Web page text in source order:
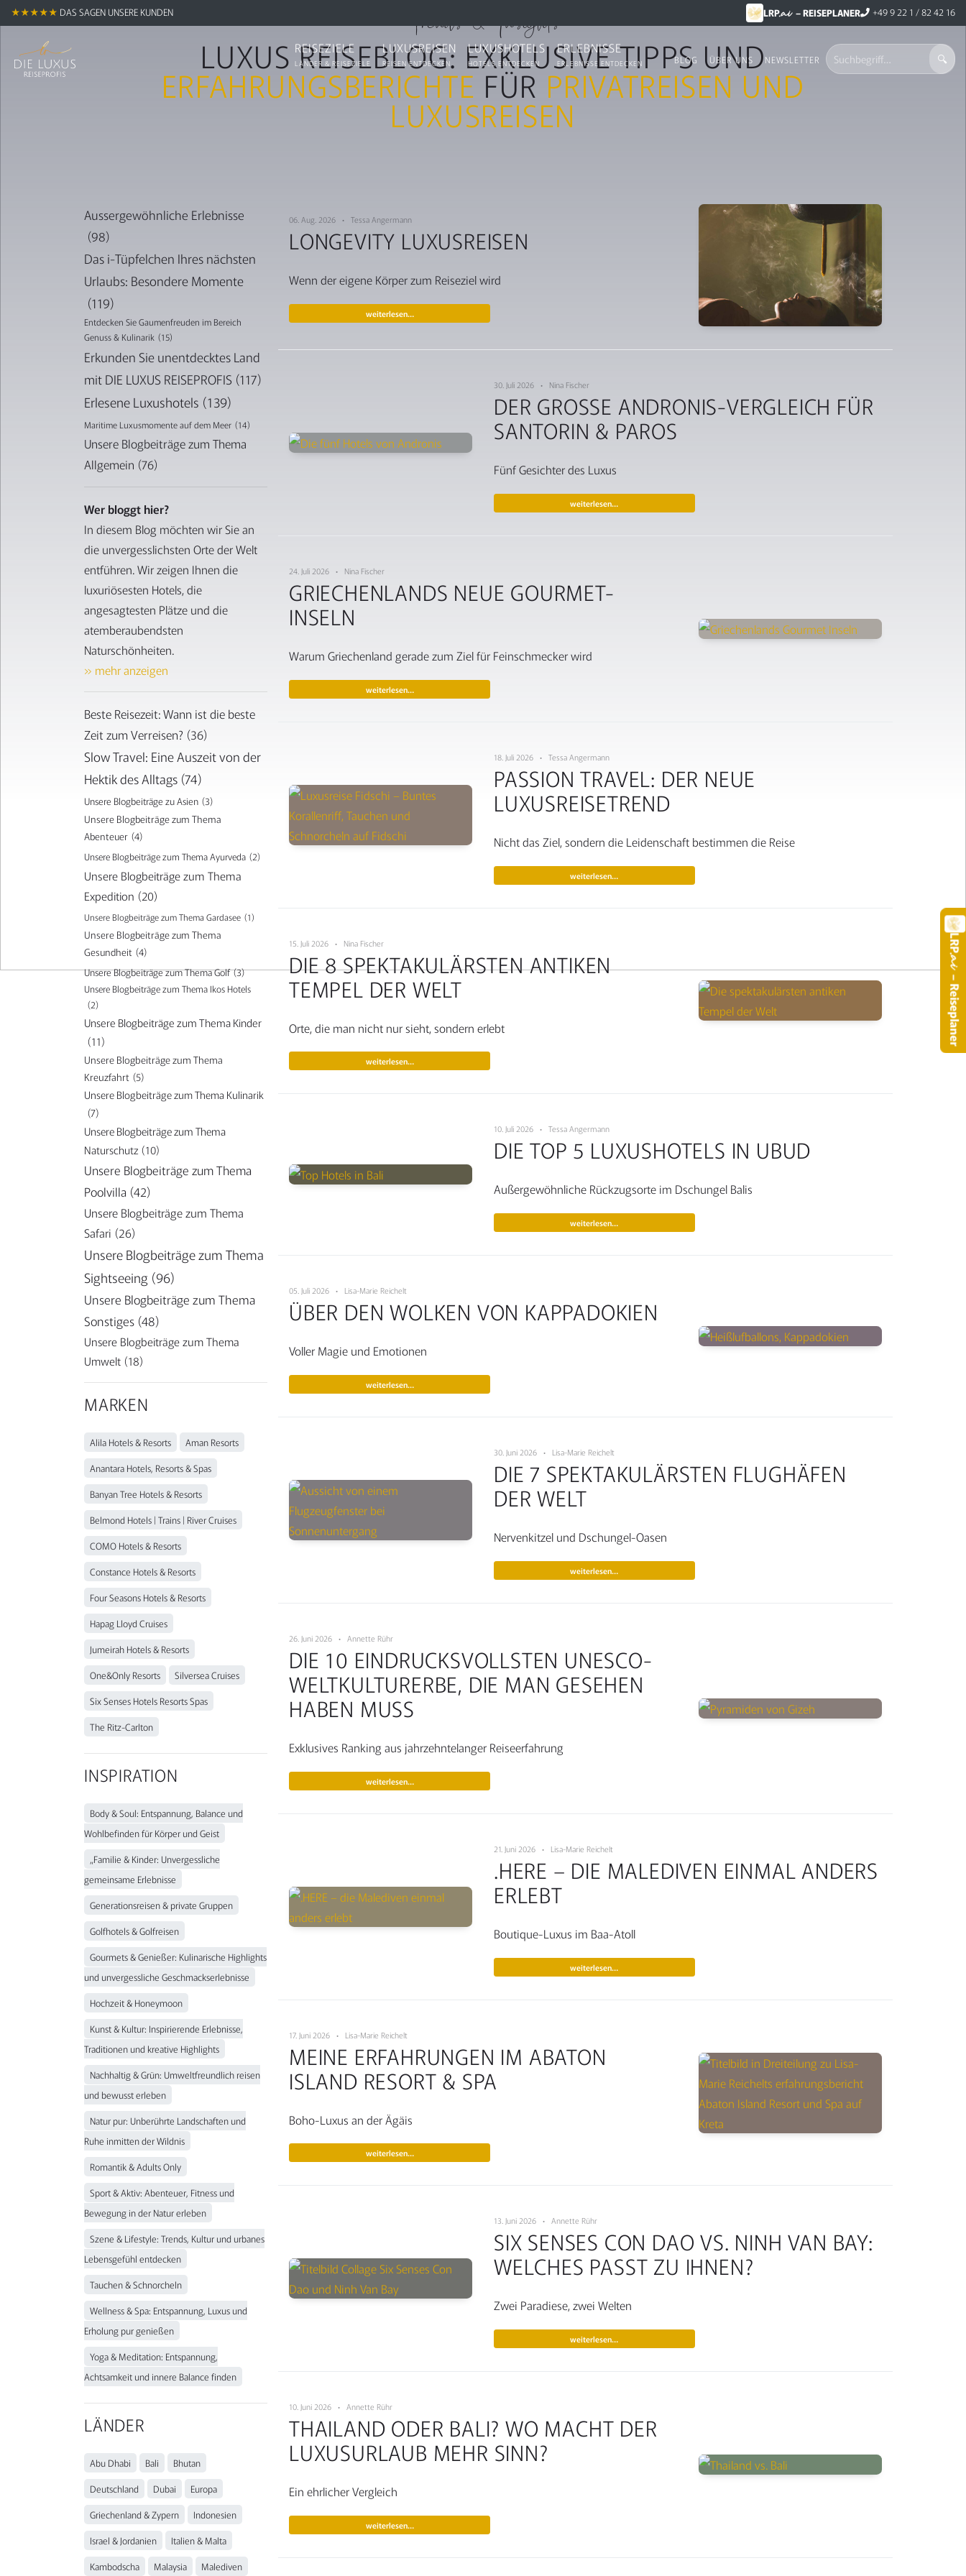
★★★★★ DAS SAGEN UNSERE KUNDEN LRP.ai – REISEPLANER +49 9 22 1 / 82 42 16
REISEZIELE
LÄNDER & REISEZIELE
LUXUSREISEN
REISEN ENTDECKEN
LUXUSHOTELS
HOTELS ENTDECKEN
ERLEBNISSE
ERLEBNISSE ENTDECKEN BLOG ÜBER UNS NEWSLETTER
LRP
– Reiseplaner
Trends & Insights
LUXUS REISEBLOG: EXKLUSIVE TIPPS UND
ERFAHRUNGSBERICHTE FÜR PRIVATREISEN UND
LUXUSREISEN
06. Aug. 2026 • Tessa Angermann
LONGEVITY LUXUSREISEN
Wenn der eigene Körper zum Reiseziel wird
weiterlesen…
30. Juli 2026 • Nina Fischer
DER GROSSE ANDRONIS-VERGLEICH FÜR S
ANTORIN & PAROS
Fünf Gesichter des Luxus
weiterlesen…
24. Juli 2026 • Nina Fischer
GRIECHENLANDS NEUE GOURMET-
INSELN
Warum Griechenland gerade zum Ziel für Feinschmecker wird
weiterlesen…
18. Juli 2026 • Tessa Angermann
PASSION TRAVEL: DER NEUE
LUXUSREISETREND
Nicht das Ziel, sondern die Leidenschaft bestimmen die Reise
weiterlesen…
15. Juli 2026 • Nina Fischer
DIE 8 SPEKTAKULÄRSTEN ANTIKEN
TEMPEL DER WELT
Orte, die man nicht nur sieht, sondern erlebt
weiterlesen…
10. Juli 2026 • Tessa Angermann
DIE TOP 5 LUXUSHOTELS IN UBUD
Außergewöhnliche Rückzugsorte im Dschungel Balis
weiterlesen…
05. Juli 2026 • Lisa-Marie Reichelt
ÜBER DEN WOLKEN VON KAPPADOKIEN
Voller Magie und Emotionen
weiterlesen…
30. Juni 2026 • Lisa-Marie Reichelt
DIE 7 SPEKTAKULÄRSTEN FLUGHÄFEN
DER WELT
Nervenkitzel und Dschungel-Oasen
weiterlesen…
26. Juni 2026 • Annette Rühr
DIE 10 EINDRUCKSVOLLSTEN UNESCO-
WELTKULTURERBE, DIE MAN GESEHEN
HABEN MUSS
Exklusives Ranking aus jahrzehntelanger Reiseerfahrung
weiterlesen…
21. Juni 2026 • Lisa-Marie Reichelt
.HERE – DIE MALEDIVEN EINMAL ANDERS
ERLEBT
Boutique-Luxus im Baa-Atoll
weiterlesen…
17. Juni 2026 • Lisa-Marie Reichelt
MEINE ERFAHRUNGEN IM ABATON
ISLAND RESORT & SPA
Boho-Luxus an der Ägäis
weiterlesen…
13. Juni 2026 • Annette Rühr
SIX SENSES CON DAO VS. NINH VAN BAY:
WELCHES PASST ZU IHNEN?
Zwei Paradiese, zwei Welten
weiterlesen…
10. Juni 2026 • Annette Rühr
THAILAND ODER BALI? WO MACHT DER
LUXUSURLAUB MEHR SINN?
Ein ehrlicher Vergleich
weiterlesen…
Aussergewöhnliche Erlebnisse
(98)
Das i-Tüpfelchen Ihres nächsten
Urlaubs: Besondere Momente
(119)
Entdecken Sie Gaumenfreuden im Bereich
Genuss & Kulinarik (15)
Erkunden Sie unentdecktes Land
mit DIE LUXUS REISEPROFIS (117)
Erlesene Luxushotels (139)
Maritime Luxusmomente auf dem Meer (14)
Unsere Blogbeiträge zum Thema
Allgemein (76)
Wer bloggt hier?
In diesem Blog möchten wir Sie an
die unvergesslichsten Orte der Welt
entführen. Wir zeigen Ihnen die
luxuriösesten Hotels, die
angesagtesten Plätze und die
atemberaubendsten
Naturschönheiten.
» mehr anzeigen
Beste Reisezeit: Wann ist die beste
Zeit zum Verreisen? (36)
Slow Travel: Eine Auszeit von der
Hektik des Alltags (74)
Unsere Blogbeiträge zu Asien (3)
Unsere Blogbeiträge zum Thema
Abenteuer (4)
Unsere Blogbeiträge zum Thema Ayurveda (2)
Unsere Blogbeiträge zum Thema
Expedition (20)
Unsere Blogbeiträge zum Thema Gardasee (1)
Unsere Blogbeiträge zum Thema
Gesundheit (4)
Unsere Blogbeiträge zum Thema Golf (3)
Unsere Blogbeiträge zum Thema Ikos Hotels
(2)
Unsere Blogbeiträge zum Thema Kinder
(11)
Unsere Blogbeiträge zum Thema
Kreuzfahrt (5)
Unsere Blogbeiträge zum Thema Kulinarik
(7)
Unsere Blogbeiträge zum Thema
Naturschutz (10)
Unsere Blogbeiträge zum Thema
Poolvilla (42)
Unsere Blogbeiträge zum Thema
Safari (26)
Unsere Blogbeiträge zum Thema
Sightseeing (96)
Unsere Blogbeiträge zum Thema
Sonstiges (48)
Unsere Blogbeiträge zum Thema
Umwelt (18)
MARKEN
Alila Hotels & Resorts
Aman Resorts
Anantara Hotels, Resorts & Spas
Banyan Tree Hotels & Resorts
Belmond Hotels | Trains | River Cruises
COMO Hotels & Resorts
Constance Hotels & Resorts
Four Seasons Hotels & Resorts
Hapag Lloyd Cruises
Jumeirah Hotels & Resorts
One&Only Resorts
Silversea Cruises
Six Senses Hotels Resorts Spas
The Ritz-Carlton
INSPIRATION
Body & Soul: Entspannung, Balance und
Wohlbefinden für Körper und Geist
„Familie & Kinder: Unvergessliche
gemeinsame Erlebnisse
Generationsreisen & private Gruppen
Golfhotels & Golfreisen
Gourmets & Genießer: Kulinarische Highlights
und unvergessliche Geschmackserlebnisse
Hochzeit & Honeymoon
Kunst & Kultur: Inspirierende Erlebnisse,
Traditionen und kreative Highlights
Nachhaltig & Grün: Umweltfreundlich reisen
und bewusst erleben
Natur pur: Unberührte Landschaften und
Ruhe inmitten der Wildnis
Romantik & Adults Only
Sport & Aktiv: Abenteuer, Fitness und
Bewegung in der Natur erleben
Szene & Lifestyle: Trends, Kultur und urbanes
Lebensgefühl entdecken
Tauchen & Schnorcheln
Wellness & Spa: Entspannung, Luxus und
Erholung pur genießen
Yoga & Meditation: Entspannung,
Achtsamkeit und innere Balance finden
LÄNDER
Abu Dhabi Bali
Bhutan
Deutschland
Dubai
Europa
Griechenland & Zypern
Indonesien
Israel & Jordanien
Italien & Malta
Kambodscha
Malaysia Malediven